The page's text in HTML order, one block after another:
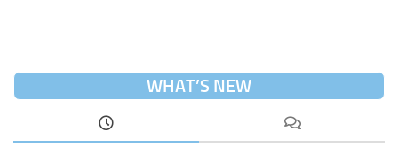
WHAT’S NEW